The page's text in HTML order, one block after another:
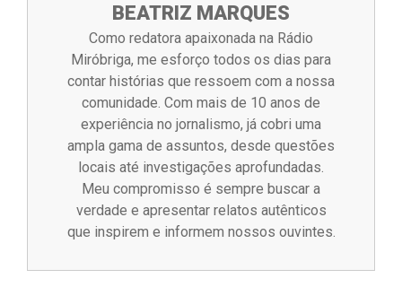
BEATRIZ MARQUES
Como redatora apaixonada na Rádio
Miróbriga, me esforço todos os dias para
contar histórias que ressoem com a nossa
comunidade. Com mais de 10 anos de
experiência no jornalismo, já cobri uma
ampla gama de assuntos, desde questões
locais até investigações aprofundadas.
Meu compromisso é sempre buscar a
verdade e apresentar relatos autênticos
que inspirem e informem nossos ouvintes.